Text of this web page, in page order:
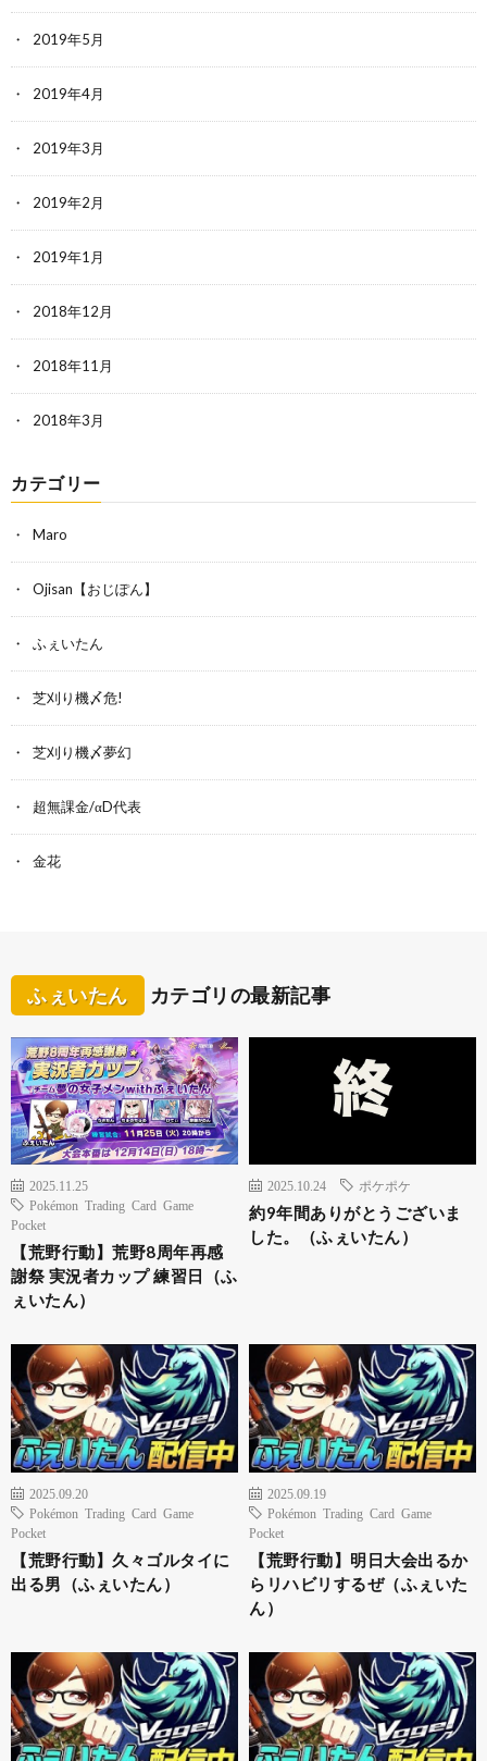
2019年5月
2019年4月
2019年3月
2019年2月
2019年1月
2018年12月
2018年11月
2018年3月
カテゴリー
Maro
Ojisan【おじぽん】
ふぇいたん
芝刈り機〆危!
芝刈り機〆夢幻
超無課金/αD代表
金花
ふぇいたん カテゴリの最新記事
2025.11.25
Pokémon Trading Card Game
Pocket
【荒野行動】荒野8周年再感
謝祭 実況者カップ 練習日（ふ
ぇいたん）
2025.10.24 ポケポケ
約9年間ありがとうございま
した。（ふぇいたん）
2025.09.20
Pokémon Trading Card Game
Pocket
【荒野行動】久々ゴルタイに
出る男（ふぇいたん）
2025.09.19
Pokémon Trading Card Game
Pocket
【荒野行動】明日大会出るか
らリハビリするぜ（ふぇいた
ん）